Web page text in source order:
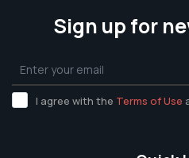
Sign up for
I agree with the Terms of Use